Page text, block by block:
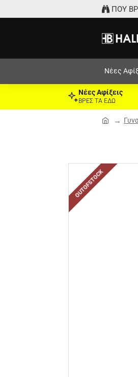
ΠΟΥ
Νέες
Νέες Αφίξεις
ΒΡΕΣ ΤΑ ΕΔΩ
OUTOFSTOCK